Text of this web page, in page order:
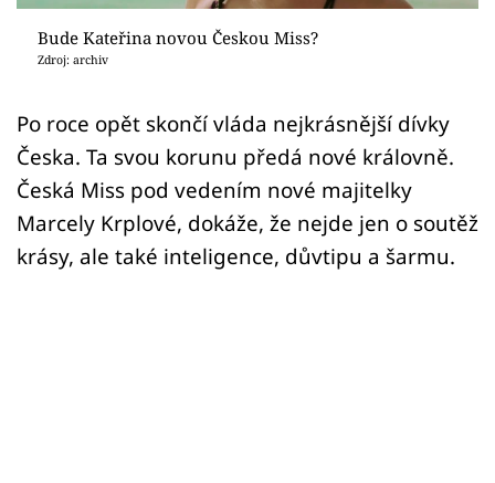
Sledujte prima+
Přihlášení
Sledujte nás
Bude Kateřina novou Českou Miss?
Zdroj: archiv
Po roce opět skončí vláda nejkrásnější dívky
Česka. Ta svou korunu předá nové královně.
Česká Miss pod vedením nové majitelky
Marcely Krplové, dokáže, že nejde jen o soutěž
krásy, ale také inteligence, důvtipu a šarmu.